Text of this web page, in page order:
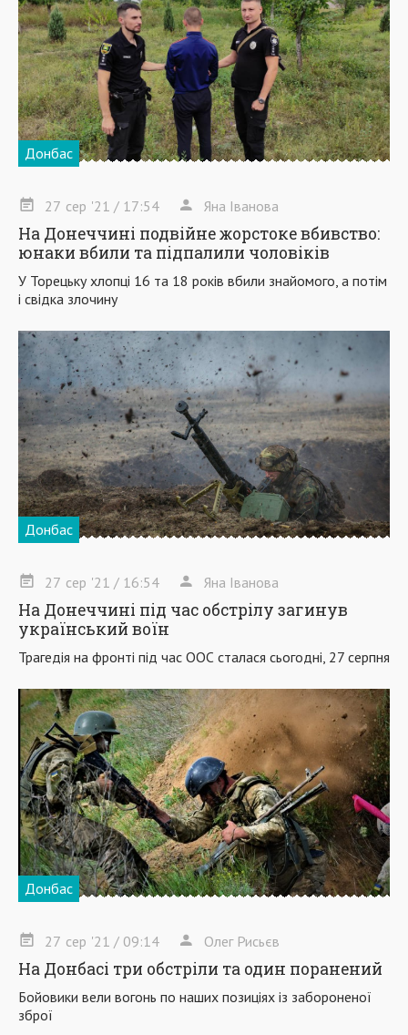
Донбас
27 сер '21 / 17:54 Яна Іванова
На Донеччині подвійне жорстоке вбивство:
юнаки вбили та підпалили чоловіків
У Торецьку хлопці 16 та 18 років вбили знайомого, а потім
і свідка злочину
Донбас
27 сер '21 / 16:54 Яна Іванова
На Донеччині під час обстрілу загинув
український воїн
Трагедія на фронті під час ООС сталася сьогодні, 27 серпня
Донбас
27 сер '21 / 09:14 Олег Рисьєв
На Донбасі три обстріли та один поранений
Бойовики вели вогонь по наших позиціях із забороненої
зброї